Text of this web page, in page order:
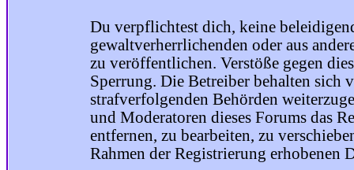
Du verpflichtest dich, keine
gewaltverherrlichenden oder aus
zu veröffentlichen. Verstöße gegen
Sperrung. Die Betreiber behalten sich
strafverfolgenden Behörden
und Moderatoren dieses Forums das
entfernen, zu bearbeiten, zu
Rahmen der Registrierung erhobenen